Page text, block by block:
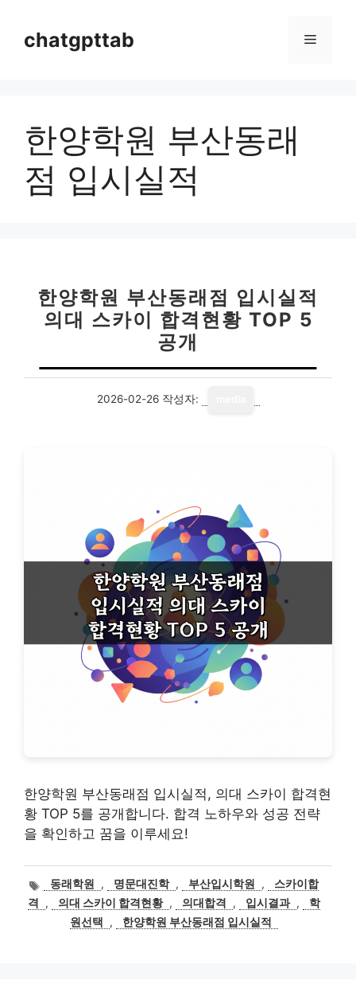
chatgpttab 메
한양학원 부산동래
점 입시실적
한양학원 부산동래점 입시실적
의대 스카이 합격현황 TOP 5
공개
2026-02-26 작성자:
한양학원 부산동래점 입시실적, 의대 스카이 합격현
황 TOP 5를 공개합니다. 합격 노하우와 성공 전략
을 확인하고 꿈을 이루세요!
태동래학원 , 명문대진학 , 부산입시학원 ,
스카이합
격
, 의대 스카이 합격현황 , 의대합격 , 입시결과 ,
학
원선택
, 한양학원 부산동래점 입시실적